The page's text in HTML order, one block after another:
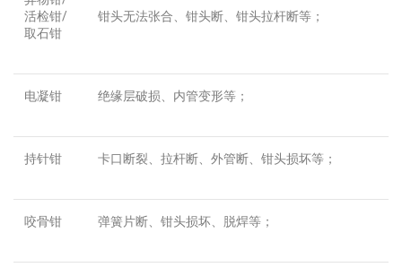
活检钳/
取石钳
钳头无法张合、钳头断、钳头拉杆断等；
电凝钳 绝缘层破损、内管变形等；
持针钳 卡口断裂、拉杆断、外管断、钳头损坏等；
咬骨钳 弹簧片断、钳头损坏、脱焊等；